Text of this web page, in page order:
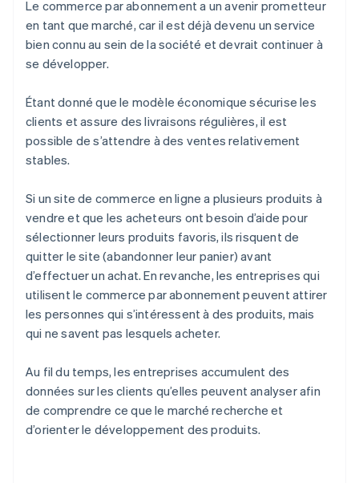
Le commerce par abonnement a un avenir prometteur
en tant que marché, car il est déjà devenu un service
bien connu au sein de la société et devrait continuer à
se développer.
Étant donné que le modèle économique sécurise les
clients et assure des livraisons régulières, il est
possible de s’attendre à des ventes relativement
stables.
Si un site de commerce en ligne a plusieurs produits à
vendre et que les acheteurs ont besoin d’aide pour
sélectionner leurs produits favoris, ils risquent de
quitter le site (abandonner leur panier) avant
d’effectuer un achat. En revanche, les entreprises qui
utilisent le commerce par abonnement peuvent attirer
les personnes qui s’intéressent à des produits, mais
qui ne savent pas lesquels acheter.
Au fil du temps, les entreprises accumulent des
données sur les clients qu’elles peuvent analyser afin
de comprendre ce que le marché recherche et
d’orienter le développement des produits.